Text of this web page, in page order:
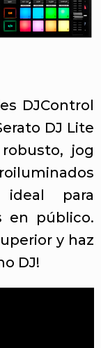
DJControl
DJ Lite
jog
para
en público.
y haz
DJ!